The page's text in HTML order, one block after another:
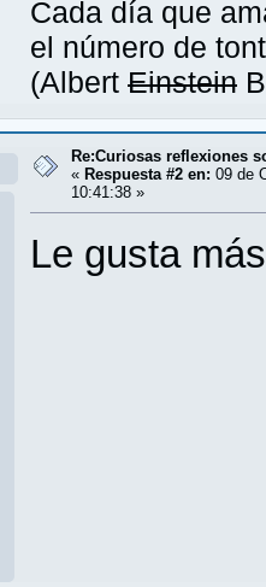
Cada día que
el número de
(Albert Einstein
Re:Curiosas reflexiones
« Respuesta #2 en: 09 de
10:41:38 »
Le gusta